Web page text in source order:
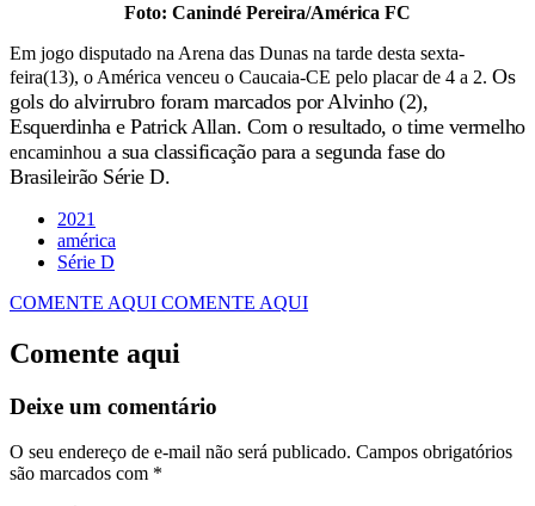
Foto: Canindé Pereira/América FC
Em jogo disputado na Arena das Dunas na tarde desta sexta-
feira(13), o América venceu o Caucaia-CE pelo placar de 4 a 2. Os
gols do alvirrubro foram marcados por Alvinho (2),
Esquerdinha e Patrick Allan. Com o resultado, o time vermelho
encaminhou a sua classificação para a segunda fase do
Brasileirão Série D.
2021
américa
Série D
COMENTE AQUI COMENTE AQUI
Comente aqui
Deixe um comentário
O seu endereço de e-mail não será publicado. Campos obrigatórios
são marcados com *